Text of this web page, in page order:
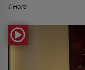
1 Hora